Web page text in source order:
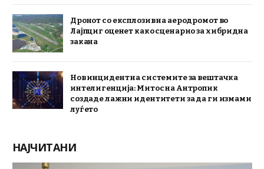
Дронот со експлозив на аеродромот во
Лајпциг оценет како сценарио за хибридна
закана
Нов инцидент на системите за вештачка
интелигенција: Митос на Антропик
создаде лажни идентитети за да ги измами
луѓето
НАЈЧИТАНИ